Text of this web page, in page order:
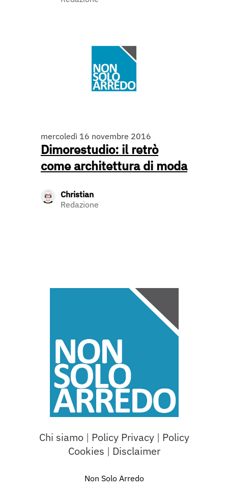
mercoledì 16 novembre 2016
Dimorestudio: il retrò
come architettura di moda
Christian
Redazione
Chi siamo| Policy Privacy| Policy
Cookies | Disclaimer
Non Solo Arredo